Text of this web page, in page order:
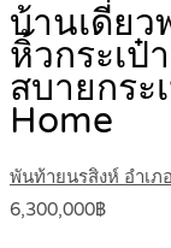
บ้านเดี่ย
หิ้วกระเป๋
สบายกระ
Home
พันท้ายนรสิงห์ อำเภ
6,300,000฿